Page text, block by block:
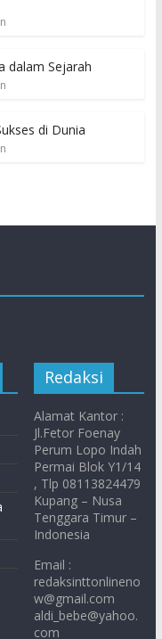
dalam Sejarah
di Dunia
Redaksi
Alamat Kantor :
Jl.Fetor Foenay
Perum Lopo Indah
Permai Blok Y1/14
, Tlp 08113824479
Kupang – Nusa
Tenggara Timur –
Indonesia
Email :
redaksinttonlineno
w@gmail.com
aldi_bebe@yahoo.
com